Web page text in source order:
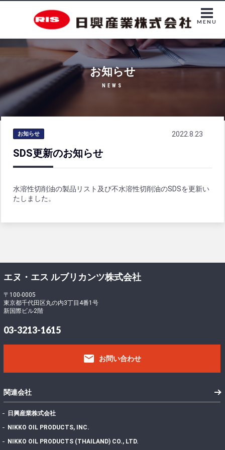
MENU
お知らせ
NEWS
SDS更新のお知らせ
お知らせ 2022.8.23
水溶性切削油の製品リスト及び不水溶性切削油のSDSを更新い
たしました。
エヌ・エス ルブリカンツ株式会社
〒100-0005
東京都千代田区丸の内3丁目4番1号
新国際ビル2階
03-3213-1615
email お問い合わせ
関連会社
日興産業株式会社
NIKKO OIL PRODUCTS, INC.
NIKKO OIL PRODUCTS (THAILAND) CO., LTD.